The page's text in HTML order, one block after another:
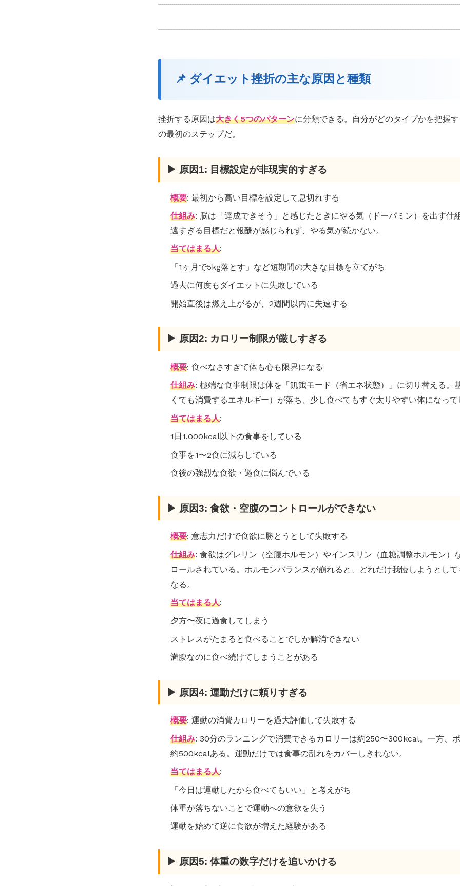
📌 ダイエット挫折の主な原因と種類
挫折する原因は大きく5つのパターンに分類できる。自分がどのタイプかを把握
の最初のステップだ。
▶ 原因1: 目標設定が非現実的すぎる
概要: 最初から高い目標を設定して息切れする
仕組み: 脳は「達成できそう」と感じたときにやる気（ドーパミン）を出す仕
遠すぎる目標だと報酬が感じられず、やる気が続かない。
当てはまる人:
「1ヶ月で5kg落とす」など短期間の大きな目標を立てがち
過去に何度もダイエットに失敗している
開始直後は燃え上がるが、2週間以内に失速する
▶ 原因2: カロリー制限が厳しすぎる
概要: 食べなさすぎて体も心も限界になる
仕組み: 極端な食事制限は体を「飢餓モード（省エネ状態）」に切り替える。
くても消費するエネルギー）が落ち、少し食べてもすぐ太りやすい体になっ
当てはまる人:
1日1,000kcal以下の食事をしている
食事を1〜2食に減らしている
食後の強烈な食欲・過食に悩んでいる
▶ 原因3: 食欲・空腹のコントロールができない
概要: 意志力だけで食欲に勝とうとして失敗する
仕組み: 食欲はグレリン（空腹ホルモン）やインスリン（血糖調整ホルモン）
ロールされている。ホルモンバランスが崩れると、どれだけ我慢しようとし
なる。
当てはまる人:
夕方〜夜に過食してしまう
ストレスがたまると食べることでしか解消できない
満腹なのに食べ続けてしまうことがある
▶ 原因4: 運動だけに頼りすぎる
概要: 運動の消費カロリーを過大評価して失敗する
仕組み: 30分のランニングで消費できるカロリーは約250〜300kcal。一方、
約500kcalある。運動だけでは食事の乱れをカバーしきれない。
当てはまる人:
「今日は運動したから食べてもいい」と考えがち
体重が落ちないことで運動への意欲を失う
運動を始めて逆に食欲が増えた経験がある
▶ 原因5: 体重の数字だけを追いかける